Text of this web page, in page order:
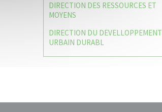
DIRECTION DES RESSOURCES ET
MOYENS
DIRECTION DU DEVELLOPPEMENT
URBAIN DURABL